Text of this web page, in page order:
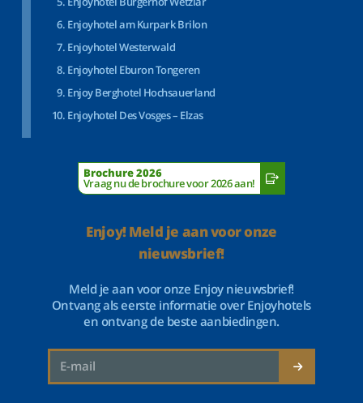
Enjoyhotel am Kurpark Brilon
Enjoyhotel Westerwald
Enjoyhotel Eburon Tongeren
Enjoy Berghotel Hochsauerland
Enjoyhotel Des Vosges – Elzas
Brochure 2026
Vraag nu de brochure voor 2026 aan!
Enjoy! Meld je aan voor onze
nieuwsbrief!
Meld je aan voor onze Enjoy nieuwsbrief!
Ontvang als eerste informatie over Enjoyhotels
en ontvang de beste aanbiedingen.